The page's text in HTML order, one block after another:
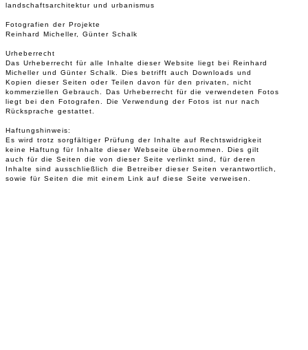
landschaftsarchitektur und urbanismus
Fotografien der Projekte
Reinhard Micheller, Günter Schalk
Urheberrecht
Das Urheberrecht für alle Inhalte dieser Website liegt bei Reinhard
Micheller und Günter Schalk. Dies betrifft auch Downloads und
Kopien dieser Seiten oder Teilen davon für den privaten, nicht
kommerziellen Gebrauch. Das Urheberrecht für die verwendeten Fotos
liegt bei den Fotografen. Die Verwendung der Fotos ist nur nach
Rücksprache gestattet.
Haftungshinweis:
Es wird trotz sorgfältiger Prüfung der Inhalte auf Rechtswidrigkeit
keine Haftung für Inhalte dieser Webseite übernommen. Dies gilt
auch für die Seiten die von dieser Seite verlinkt sind, für deren
Inhalte sind ausschließlich die Betreiber dieser Seiten verantwortlich,
sowie für Seiten die mit einem Link auf diese Seite verweisen.